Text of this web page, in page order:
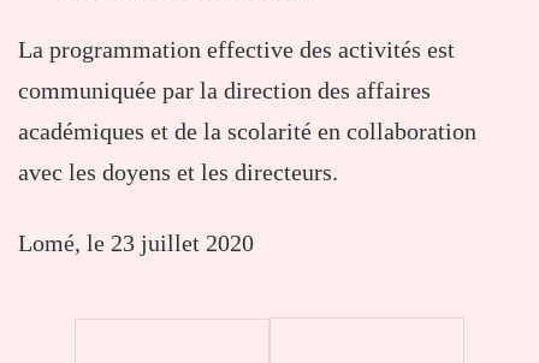
La programmation effective des activités est
communiquée par la direction des affaires
académiques et de la scolarité en collaboration
avec les doyens et les directeurs.
Lomé, le 23 juillet 2020